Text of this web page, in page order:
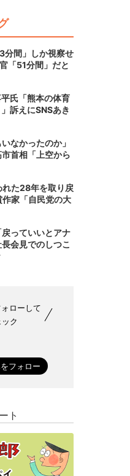
分間」しか視察せ
「51分間」だと
氏「熊本の体育
訴えにSNSあき
なかったのか」
首相「上空から
れた28年を取り戻
家「自民党の大
戻っていいとアナ
会見でのしつこ
ローして
ク
ト